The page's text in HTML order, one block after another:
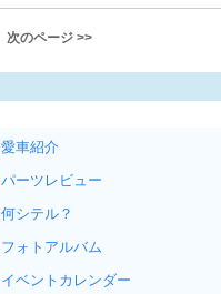
次のページ >>
愛車紹介
パーツレビュー
何シテル？
フォトアルバム
イベントカレンダー